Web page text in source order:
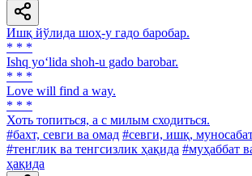
Ишқ йўлида шоҳ-у гадо баробар.
* * *
Ishq yo‘lida shoh-u gado barobar.
* * *
Love will find a way.
* * *
Хоть топиться, а с милым сходиться.
#бахт, севги ва омад #севги, ишқ,
#тенглик ва тенгсизлик ҳақида #муҳаббат
ҳақида